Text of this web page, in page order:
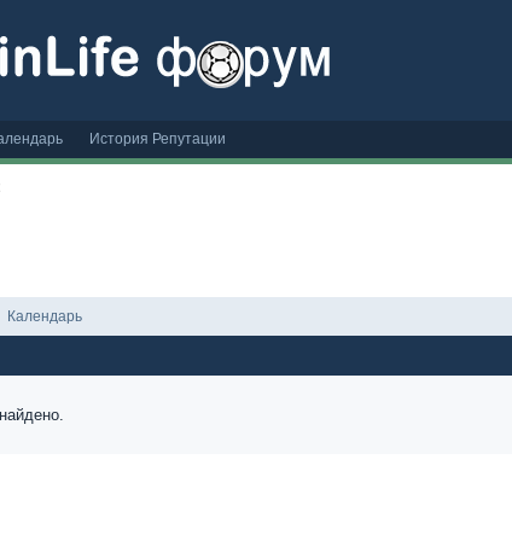
История Репутации
Календарь